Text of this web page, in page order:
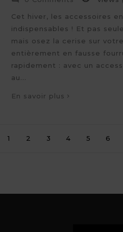
Cet hiver, les accessoires
indispensables ! Et pas
mais osez la cerise sur
entièrement en fausse
rapidement : avec un
au...
En savoir plus
1 2 3 4 5 6